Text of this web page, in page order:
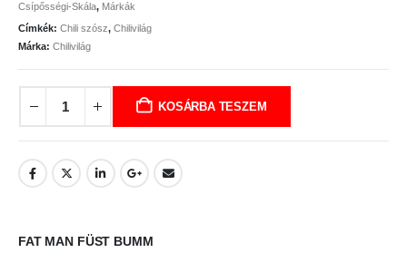
Csípősségi-Skála, Márkák
Címkék: Chili szósz, Chilivilág
Márka: Chilivilág
KOSÁRBA TESZEM
FAT MAN FÜST BUMM